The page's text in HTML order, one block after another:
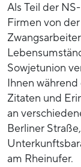
Als Teil der
Firmen von
Sowjetunion
Ihnen
Zitaten und
an
Berliner
am Rheinufer.